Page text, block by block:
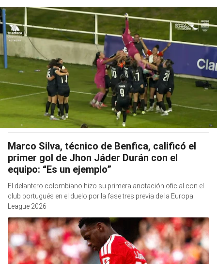
Marco Silva, técnico de Benfica, calificó el
primer gol de Jhon Jáder Durán con el
equipo: “Es un ejemplo”
El delantero colombiano hizo su primera anotación oficial con el
club portugués en el duelo por la fase tres previa de la Europa
League 2026